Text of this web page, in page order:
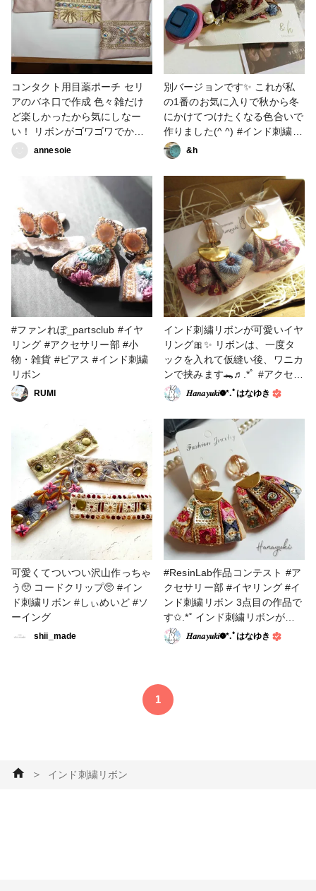
クセサリー部 #ピアス #イヤリ
ング #インド刺繍リボン
コンタクト用目薬ポーチ セリ
アのバネ口で作成 色々雑だけ
ど楽しかったから気にしなー
い！ リボンがゴワゴワでかな
り手間取ったw #小物・雑貨 #
バッグ・ポーチ #インド刺繍リ
annesoie
別バージョンです✨ これが私
の1番のお気に入りで秋から冬
にかけてつけたくなる色合いで
作りました(^ ^) #インド刺繍リ
ボン #ヘアアクセサリー
&h
#ファンれぽ_partsclub #イヤ
リング #アクセサリー部 #小
物・雑貨 #ピアス #インド刺繍
リボン
RUMI
インド刺繍リボンが可愛いイヤ
リング🎀✨ リボンは、一度タ
ックを入れて仮縫い後、ワニカ
ンで挟みます🐊♬.*ﾟ #アクセサ
リー部 #イヤリング #インド刺
繍リボン #作家のためのレジン
𝐻𝑎𝑛𝑎𝑦𝑢𝑘𝑖❁⃘*.ﾟはなゆき
可愛くてついつい沢山作っちゃ
う🥺 コードクリップ🥺 #イン
ド刺繍リボン #しぃめいど #ソ
ーイング
shii_made
#ResinLab作品コンテスト #ア
クセサリー部 #イヤリング #イ
ンド刺繍リボン 3点目の作品で
す✩.*˚ インド刺繍リボンが可
愛いので、レジンパーツ部分は
装飾を少なめにシンプルにまと
感が、うる艶で素敵です.*･ﾟ
𝐻𝑎𝑛𝑎𝑦𝑢𝑘𝑖❁⃘*.ﾟはなゆき
1
＞ インド刺繍リボン